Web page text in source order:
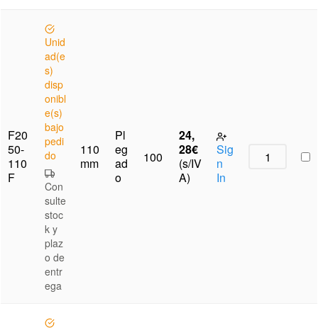
F20
50-
110
F
Unid
ad(e
s)
disp
onibl
e(s)
bajo
pedi
do
Con
sulte
stoc
k y
plaz
o de
entr
ega
110
mm
Pl
eg
ad
o
100
24,
28€
(s/IV
A)
Sig
n
In